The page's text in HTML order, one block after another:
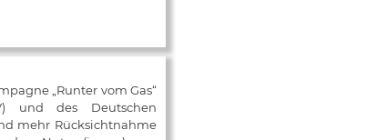
„Runter vom Gas“
und des Deutschen
mehr Rücksichtnahme